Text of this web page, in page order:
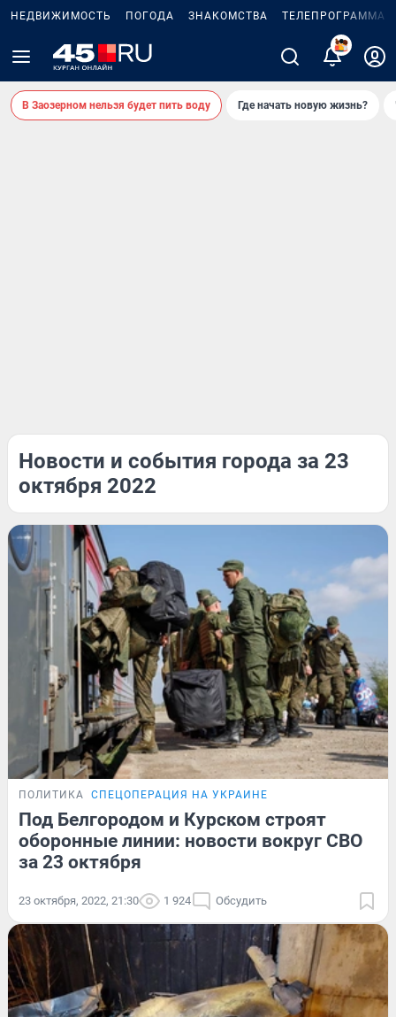
НЕДВИЖИМОСТЬ ПОГОДА ЗНАКОМСТВА ТЕЛЕПРОГРАММА
В Заозерном нельзя будет пить воду Где начать новую жизнь?
Новости и события города за 23
октября 2022
ПОЛИТИКА СПЕЦОПЕРАЦИЯ НА УКРАИНЕ
Под Белгородом и Курском строят
оборонные линии: новости вокруг СВО
за 23 октября
23 октября, 2022, 21:30 1 924 Обсудить